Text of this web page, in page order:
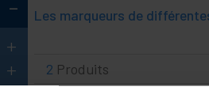
-
+
+
+
2 Produits